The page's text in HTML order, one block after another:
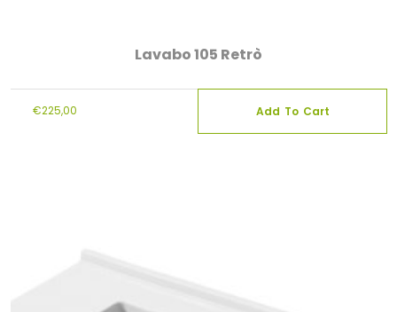
Lavabo 105 Retrò
€225,00 Add To Cart